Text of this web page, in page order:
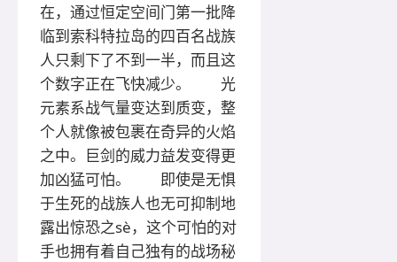
在，通过恒定空间门第一批降
临到索科特拉岛的四百名战族
人只剩下了不到一半，而且这
个数字正在飞快减少。 光
元素系战气量变达到质变，整
个人就像被包裹在奇异的火焰
之中。巨剑的威力益发变得更
加凶猛可怕。 即使是无惧
于生死的战族人也无可抑制地
露出惊恐之sè，这个可怕的对
手也拥有着自己独有的战场秘